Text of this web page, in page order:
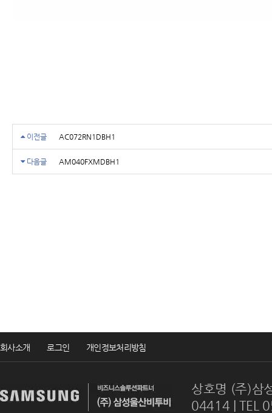
이전글 AC072RN1DBH1
다음글 AM040FXMDBH1
회사소개 로그인 개인정보처리방침
상호명 (주)삼
04414 | TEL